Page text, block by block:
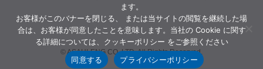
© ASAHI-ENG CO.,LTD. All Rights Reserved.
ます。
お客様がこのバナーを閉じる、 または当サイトの閲覧を継続した場
合は、お客様が同意したことを意味します。当社の Cookie に関す
る詳細については、クッキーポリシー をご参照ください
同意する
プライバシーポリシー